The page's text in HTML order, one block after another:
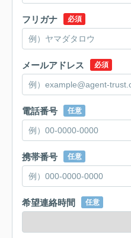
フリガナ 必須
メールアドレス 必須
電話番号 任意
携帯番号 任意
希望連絡時間 任意